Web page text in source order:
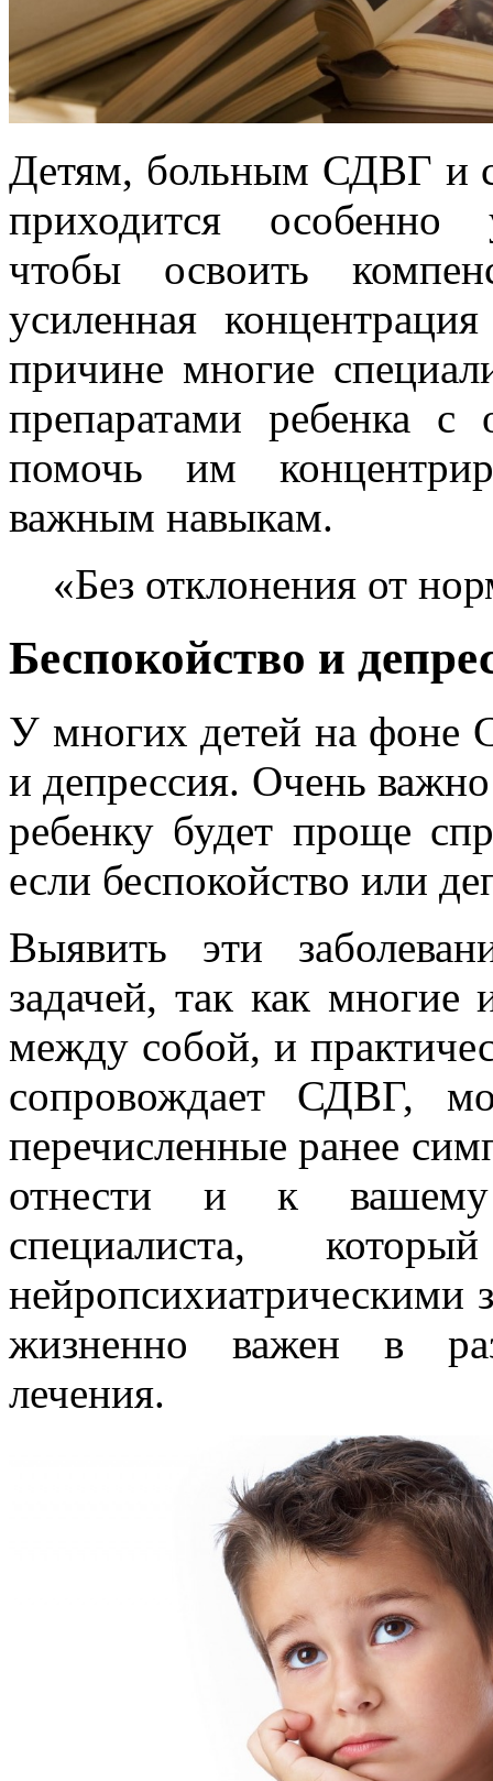
Детям, больным СДВГ и
приходится особенно
чтобы освоить
усиленная
причине многие
препаратами ребенка с
помочь им
важным навыкам.
«Без отклонения от
Беспокойство и
У многих детей на фоне
и депрессия. Очень
ребенку будет проще
если беспокойство или
Выявить эти
задачей, так как
между собой, и
сопровождает СДВГ,
перечисленные ранее
отнести и к вашему
специалиста,
нейропсихиатрическими
жизненно важен в
лечения.